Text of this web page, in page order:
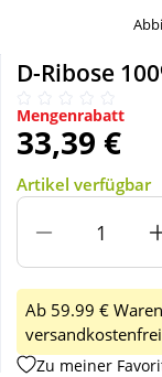
Täglich gut
Natur &
Sanitätshaus
Sport & Fitness
Tierbedarf
Wellness
D-Ribose
Mengenrabatt
33,39 €
Artikel verfügbar
Ab 59.99 €
Zu meiner